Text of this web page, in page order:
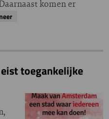
komen er
toegankelijke